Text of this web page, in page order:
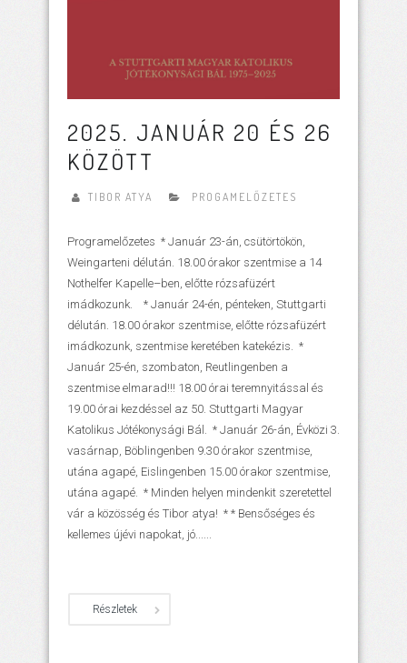
2025. JANUÁR 20 ÉS 26
KÖZÖTT
TIBOR ATYA PROGAMELŐZETES
Programelőzetes * Január 23-án, csütörtökön,
Weingarteni délután. 18.00 órakor szentmise a 14
Nothelfer Kapelle–ben, előtte rózsafüzért
imádkozunk. * Január 24-én, pénteken, Stuttgarti
délután. 18.00 órakor szentmise, előtte rózsafüzért
imádkozunk, szentmise keretében katekézis. *
Január 25-én, szombaton, Reutlingenben a
szentmise elmarad!!! 18.00 órai teremnyitással és
19.00 órai kezdéssel az 50. Stuttgarti Magyar
Katolikus Jótékonysági Bál. * Január 26-án, Évközi 3.
vasárnap, Böblingenben 9.30 órakor szentmise,
utána agapé, Eislingenben 15.00 órakor szentmise,
utána agapé. * Minden helyen mindenkit szeretettel
vár a közösség és Tibor atya! * * Bensőséges és
kellemes újévi napokat, jó......
Részletek